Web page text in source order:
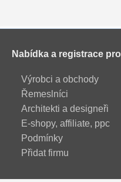
Nabídka a registrace pro
Výrobci a obchody
Řemeslníci
Architekti a designeři
E-shopy, affiliate, ppc
Podmínky
Přidat firmu